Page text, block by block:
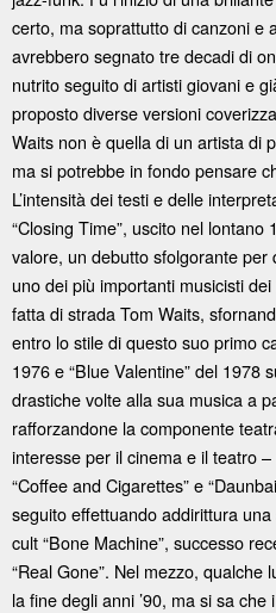
certo, ma soprattutto di canzoni e
avrebbero segnato tre decadi di
nutrito seguito di artisti giovani e
proposto diverse versioni
Waits non è quella di un artista di
ma si potrebbe in fondo pensare
L’intensità dei testi e delle
“Closing Time”, uscito nel
valore, un debutto sfolgorante
uno dei più importanti musicisti
fatta di strada Tom Waits,
entro lo stile di questo suo primo
1976 e “Blue Valentine” del 1978
drastiche volte alla sua musica a
rafforzandone la componente
interesse per il cinema e il teatro
“Coffee and Cigarettes” e
seguito effettuando addirittura
cult “Bone Machine”, successo
“Real Gone”. Nel mezzo,
la fine degli anni ’90, ma si sa